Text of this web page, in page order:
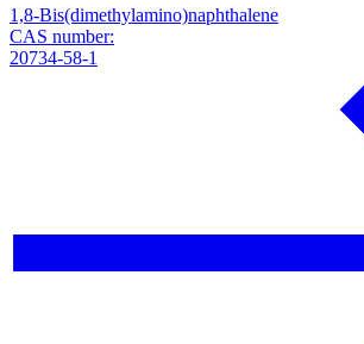
1,8-Bis(dimethylamino)naphthalene
CAS number:
20734-58-1